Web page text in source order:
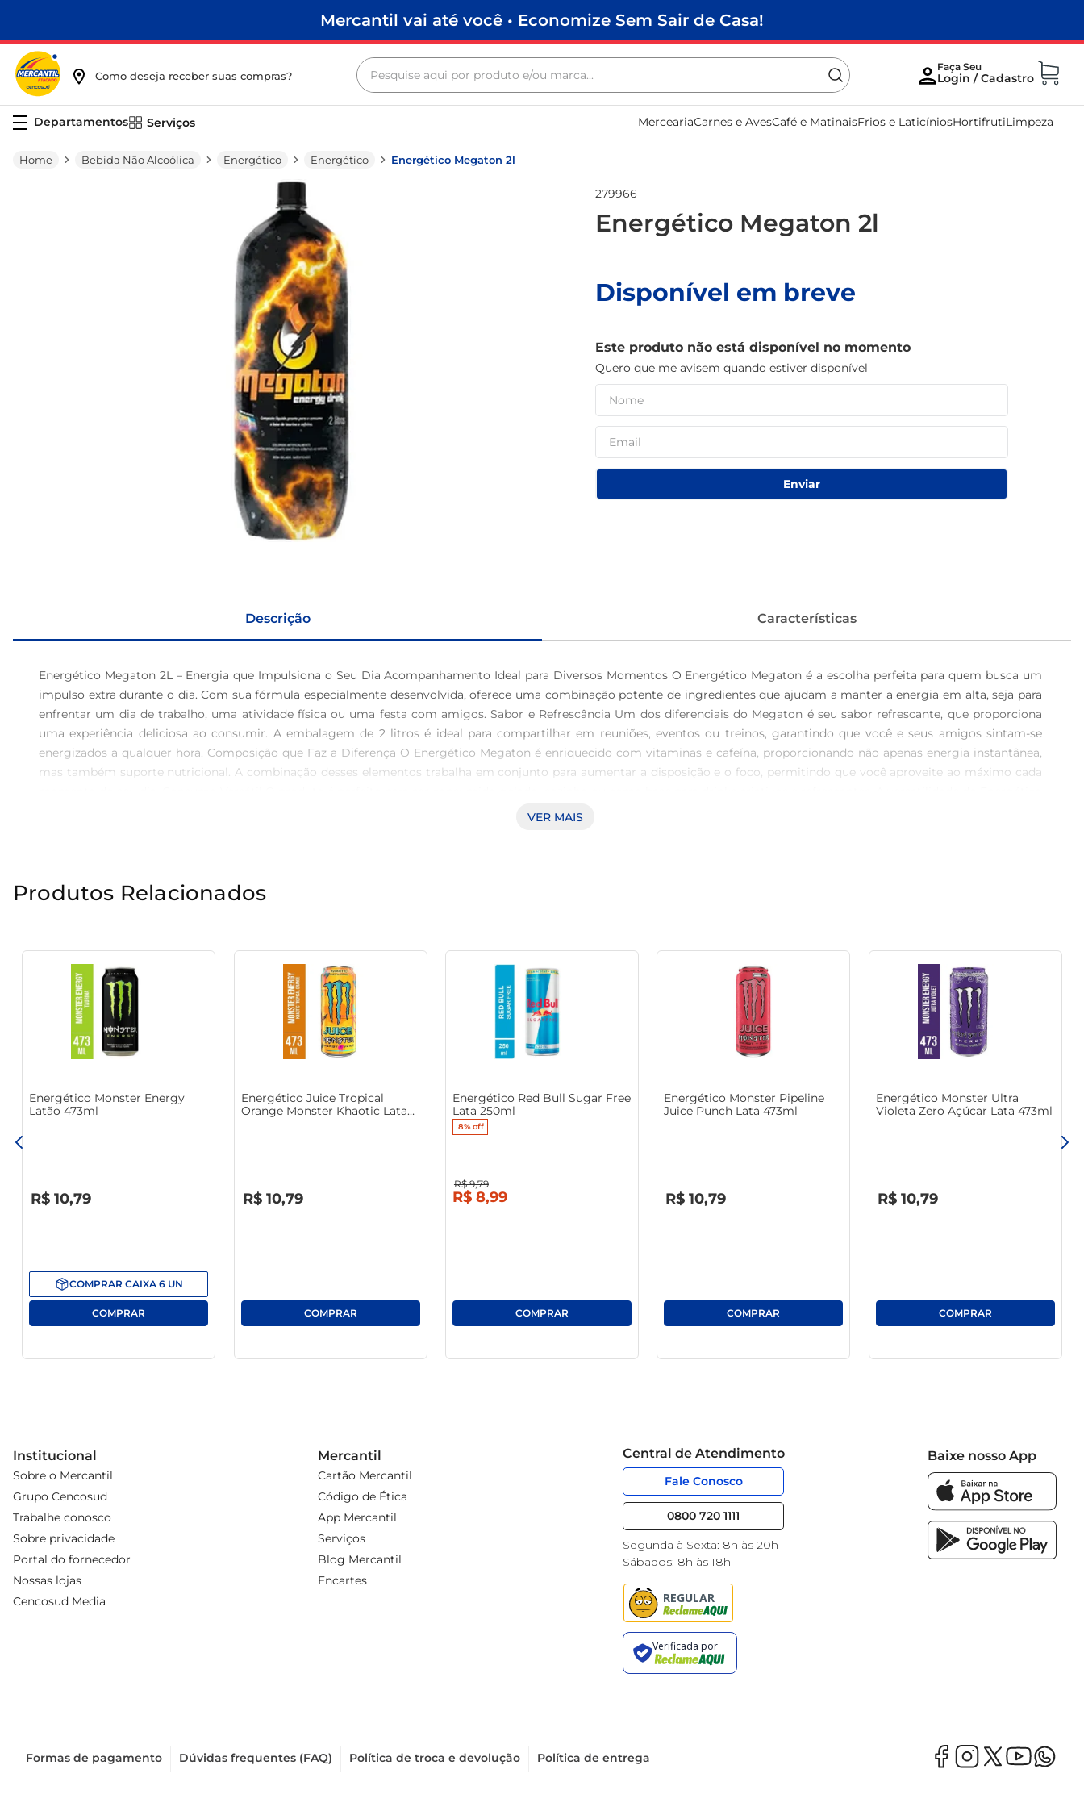
Mercantil vai até você • Economize Sem Sair de Casa!
Como deseja receber suas compras?
Pesquise aqui por produto e/ou marca...
Serviços MerceariaCarnes e AvesCafé e MatinaisFrios e LaticíniosHortifrutiLimpeza
Bebida Não Alcoólica Energético Energético Energético Megaton 2l
279966
Energético Megaton 2l
Disponível em breve
Este produto não está disponível no momento
Quero que me avisem quando estiver disponível
Enviar
Descrição Características
Energético Megaton 2L – Energia que Impulsiona o Seu Dia Acompanhamento Ideal para Diversos Momentos O Energético Megaton é a escolha perfeita para quem busca um
impulso extra durante o dia. Com sua fórmula especialmente desenvolvida, oferece uma combinação potente de ingredientes que ajudam a manter a energia em alta, seja para
enfrentar um dia de trabalho, uma atividade física ou uma festa com amigos. Sabor e Refrescância Um dos diferenciais do Megaton é seu sabor refrescante, que proporciona
uma experiência deliciosa ao consumir. A embalagem de 2 litros é ideal para compartilhar em reuniões, eventos ou treinos, garantindo que você e seus amigos sintam-se
energizados a qualquer hora. Composição que Faz a Diferença O Energético Megaton é enriquecido com vitaminas e cafeína, proporcionando não apenas energia instantânea,
mas também suporte nutricional. A combinação desses elementos trabalha em conjunto para aumentar a disposição e o foco, permitindo que você aproveite ao máximo cada
Megaton combina bem com diferentes ocasiões, tornando-se uma escolha popular entre aqueles que querem energia e sabor em um só produto. Como aproveitar ao máximo
VER MAIS
Produtos Relacionados
Energético Monster Energy
Latão 473ml
R$ 10,79
COMPRAR CAIXA 6 UN
Energético Juice Tropical
Orange Monster Khaotic Lata
R$ 10,79
Energético Red Bull Sugar Free
Lata 250ml
8%off
R$ 9,79
R$ 8,99
Energético Monster Pipeline
Juice Punch Lata 473ml
R$ 10,79
Energético Monster Ultra
Violeta Zero Açúcar Lata 473ml
R$ 10,79
Institucional
Sobre o Mercantil
Grupo Cencosud
Trabalhe conosco
Sobre privacidade
Portal do fornecedor
Nossas lojas
Cencosud Media
Mercantil
Cartão Mercantil
Código de Ética
App Mercantil
Serviços
Blog Mercantil
Encartes
Central de Atendimento
Fale Conosco
0800 720 1111
Segunda à Sexta: 8h às 20h
Sábados: 8h às 18h
Baixe nosso App
Formas de pagamento Dúvidas frequentes (FAQ) Política de troca e devolução Política de entrega
frango